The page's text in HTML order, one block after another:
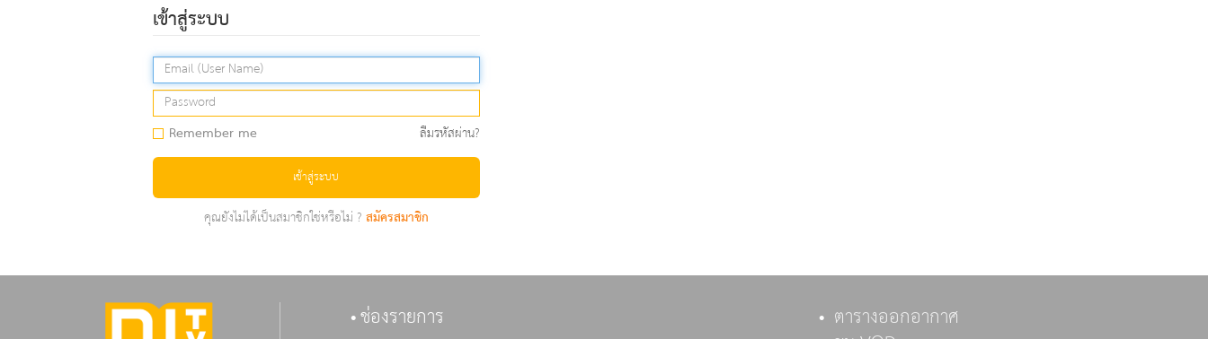
เข้าสู่ระบบ
Remember me ลืมรหัสผ่าน?
เข้าสู่ระบบ
คุณยังไม่ได้เป็นสมาชิกใช่หรือไม่ ?สมัครสมาชิก
ช่องรายการ ตารางออกอากาศ